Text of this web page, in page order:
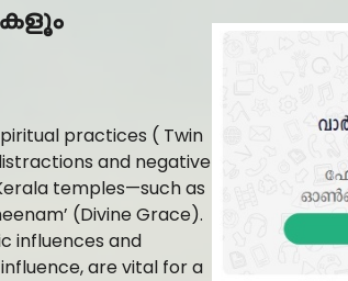
practices ( Twin
and negative
temples—such as
(Divine Grace).
influences and
are vital for a